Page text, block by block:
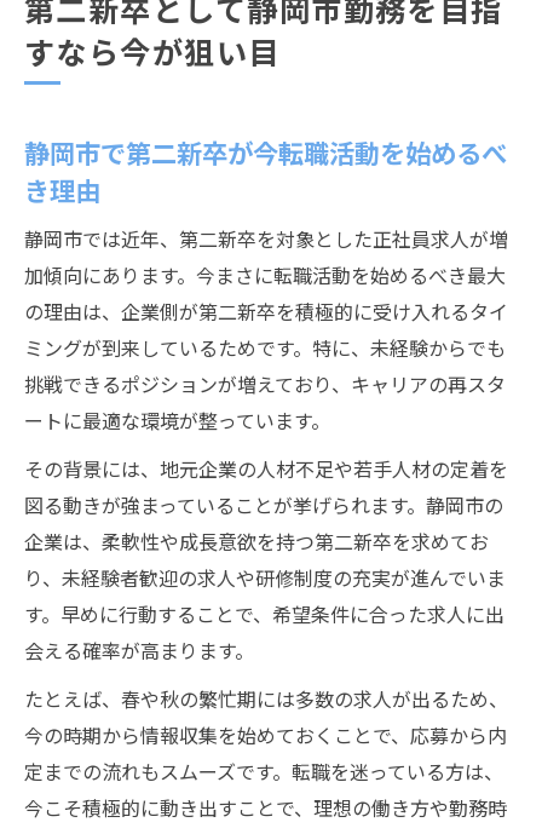
すなら今が狙い目
静岡市で第二新卒が今転職活動を始めるべ
き理由
静岡市では近年、第二新卒を対象とした正社員求人が増
加傾向にあります。今まさに転職活動を始めるべき最大
の理由は、企業側が第二新卒を積極的に受け入れるタイ
ミングが到来しているためです。特に、未経験からでも
挑戦できるポジションが増えており、キャリアの再スタ
ートに最適な環境が整っています。
その背景には、地元企業の人材不足や若手人材の定着を
図る動きが強まっていることが挙げられます。静岡市の
企業は、柔軟性や成長意欲を持つ第二新卒を求めてお
り、未経験者歓迎の求人や研修制度の充実が進んでいま
す。早めに行動することで、希望条件に合った求人に出
会える確率が高まります。
たとえば、春や秋の繁忙期には多数の求人が出るため、
今の時期から情報収集を始めておくことで、応募から内
定までの流れもスムーズです。転職を迷っている方は、
今こそ積極的に動き出すことで、理想の働き方や勤務時